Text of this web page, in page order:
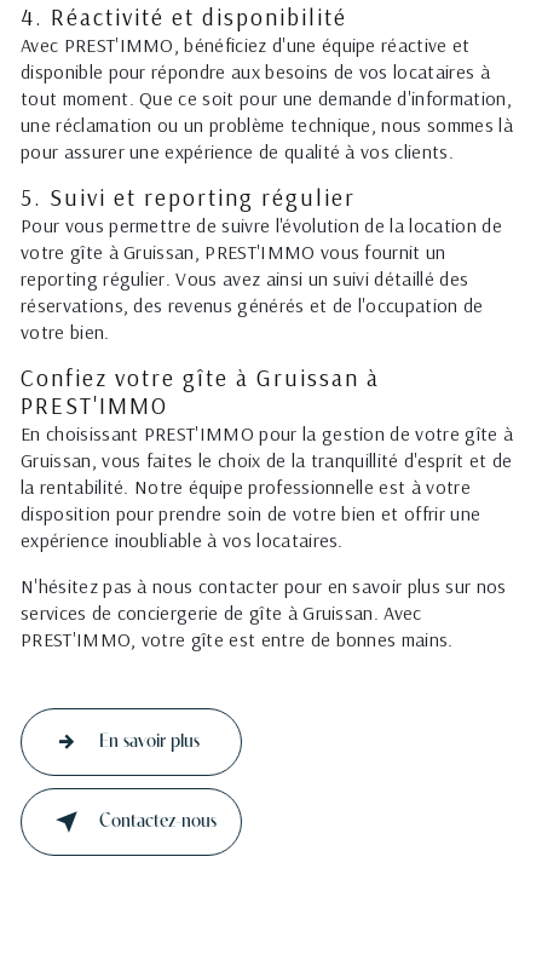
4. Réactivité et disponibilité
Avec PREST'IMMO, bénéficiez d'une équipe réactive et
disponible pour répondre aux besoins de vos locataires à
tout moment. Que ce soit pour une demande d'information,
une réclamation ou un problème technique, nous sommes là
pour assurer une expérience de qualité à vos clients.
5. Suivi et reporting régulier
Pour vous permettre de suivre l'évolution de la location de
votre gîte à Gruissan, PREST'IMMO vous fournit un
reporting régulier. Vous avez ainsi un suivi détaillé des
réservations, des revenus générés et de l'occupation de
votre bien.
Confiez votre gîte à Gruissan à
PREST'IMMO
En choisissant PREST'IMMO pour la gestion de votre gîte à
Gruissan, vous faites le choix de la tranquillité d'esprit et de
la rentabilité. Notre équipe professionnelle est à votre
disposition pour prendre soin de votre bien et offrir une
expérience inoubliable à vos locataires.
N'hésitez pas à nous contacter pour en savoir plus sur nos
services de conciergerie de gîte à Gruissan. Avec
PREST'IMMO, votre gîte est entre de bonnes mains.
En savoir plus
Contactez-nous